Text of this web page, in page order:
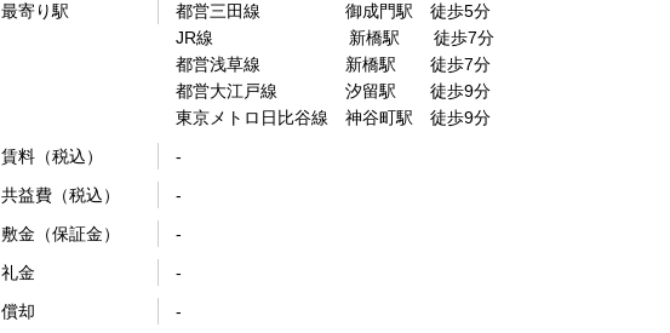
最寄り駅
都営三田線 御成門駅 徒歩5分
JR線 新橋駅 徒歩7分
都営浅草線 新橋駅 徒歩7分
都営大江戸線 汐留駅 徒歩9分
東京メトロ日比谷線 神谷町駅 徒歩9分
賃料（税込）
-
共益費（税込）
-
敷金（保証金）
-
礼金
-
償却
-